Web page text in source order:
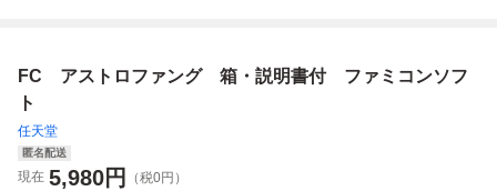
FC アストロファング 箱・説明書付 ファミコンソフ
ト
任天堂
匿名配送
現在 5,980円 （税0円）